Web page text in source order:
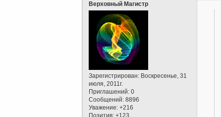
Верховный Магистр
Зарегистрирован: Воскресенье, 31
июля, 2011г.
Приглашений: 0
Сообщений: 8896
Уважение: +216
Позитив: +123